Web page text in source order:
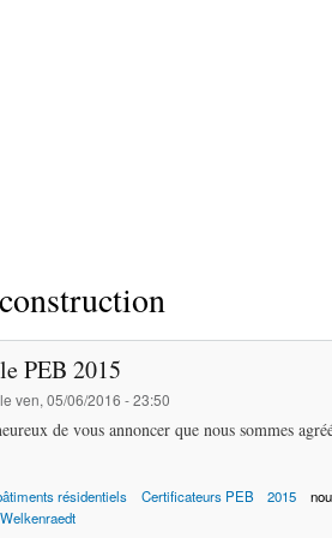
PEB 2015
le ven, 05/06/2016 - 23:50
de vous annoncer que nous sommes
résidentiels Certificateurs PEB 2015
Welkenraedt